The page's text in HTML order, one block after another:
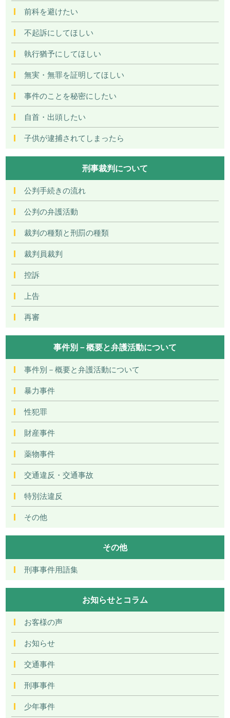
前科を避けたい
不起訴にしてほしい
執行猶予にしてほしい
無実・無罪を証明してほしい
事件のことを秘密にしたい
自首・出頭したい
子供が逮捕されてしまったら
刑事裁判について
公判手続きの流れ
公判の弁護活動
裁判の種類と刑罰の種類
裁判員裁判
控訴
上告
再審
事件別－概要と弁護活動について
事件別－概要と弁護活動について
暴力事件
性犯罪
財産事件
薬物事件
交通違反・交通事故
特別法違反
その他
その他
刑事事件用語集
お知らせとコラム
お客様の声
お知らせ
交通事件
刑事事件
少年事件